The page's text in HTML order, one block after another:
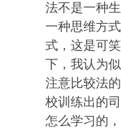
法不是一种
一种思维方
式，这是可
下，我认为
注意比较法
校训练出的
怎么学习的